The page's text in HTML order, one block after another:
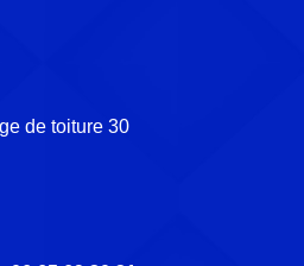
de toiture 30